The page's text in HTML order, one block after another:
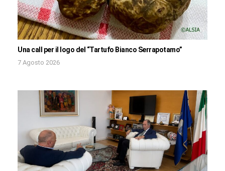
Una call per il logo del “Tartufo Bianco Serrapotamo”
7 Agosto 2026